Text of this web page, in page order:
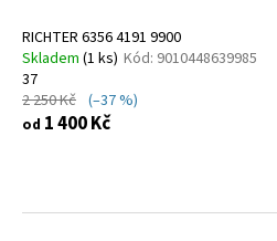
RICHTER 6356 4191 9900
Skladem (1 ks) Kód: 9010448639985
37
2 250 Kč (–37 %)
od 1 400 Kč